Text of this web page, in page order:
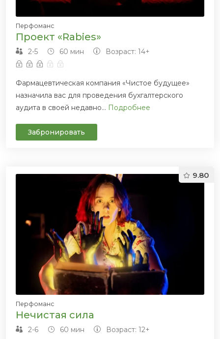
Перфоманс
Проект «Rabies»
2-5 60 мин Возраст: 14+
Фармацевтическая компания «Чистое будущее»
назначила вас для проведения бухгалтерского
аудита в своей недавно... Подробнее
Забронировать
9.80
Перфоманс
Нечистая сила
2-6 60 мин Возраст: 12+